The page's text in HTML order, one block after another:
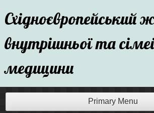
Skip
to
content
Східноєвропейський
внутрішньої та
медицини
Primary Menu